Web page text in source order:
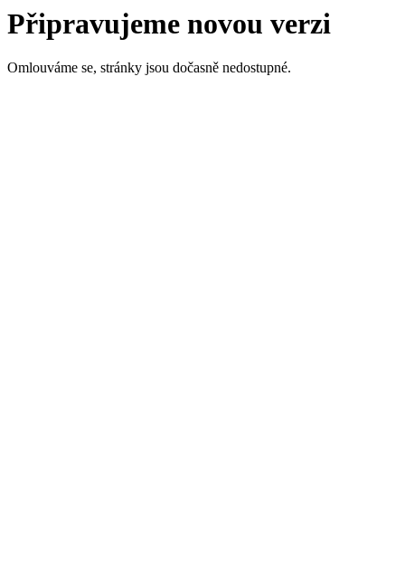
Připravujeme novou verzi
Omlouváme se, stránky jsou dočasně nedostupné.